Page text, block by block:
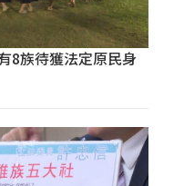
8族待獲法定原民身